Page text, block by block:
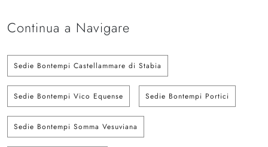
Continua a Navigare
Sedie Bontempi Castellammare di Stabia
Sedie Bontempi Vico Equense Sedie Bontempi Portici
Sedie Bontempi Somma Vesuviana